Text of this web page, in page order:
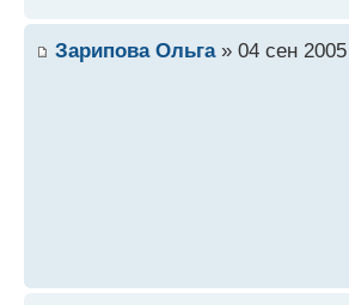
Зарипова Ольга» 04 сен